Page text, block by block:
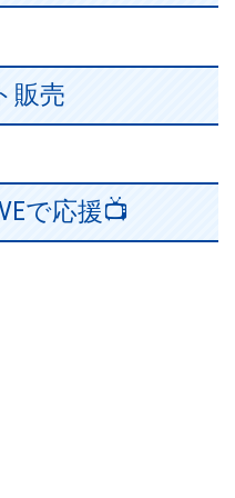
販売
で応援📺